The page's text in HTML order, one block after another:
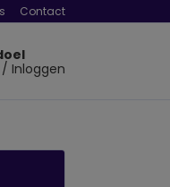
Contact
Inloggen